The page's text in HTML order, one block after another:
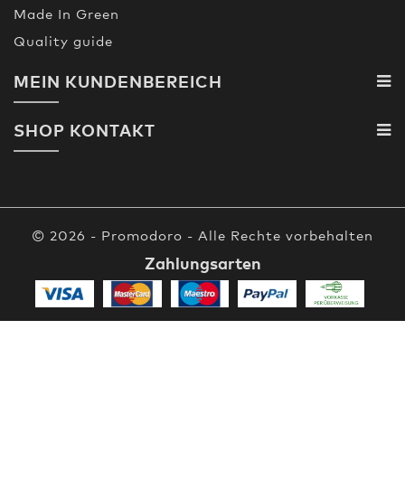
Made In Green
Quality guide
MEIN KUNDENBEREICH
SHOP KONTAKT
© 2026 - Promodoro - Alle Rechte vorbehalten
Zahlungsarten